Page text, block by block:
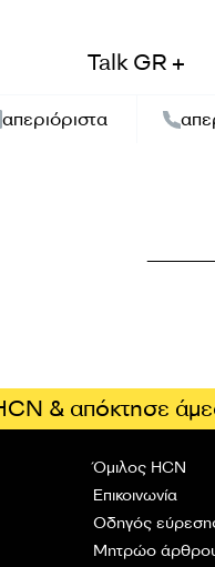
Talk GR +
απεριόριστα
& απόκτησε
Όμιλος HCN
Επικοινωνία
Οδηγός
Μητρώο